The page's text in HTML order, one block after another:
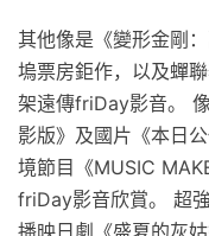
其他像是《變形金剛
塢票房鉅作，以及蟬
架遠傳friDay影音。
影版》及國片《本日
境節目《MUSIC
friDay影音欣賞。 超